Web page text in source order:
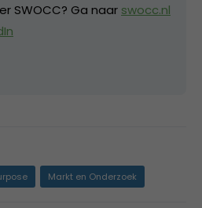
SWOCC? Ga naar swocc.nl
Markt en Onderzoek